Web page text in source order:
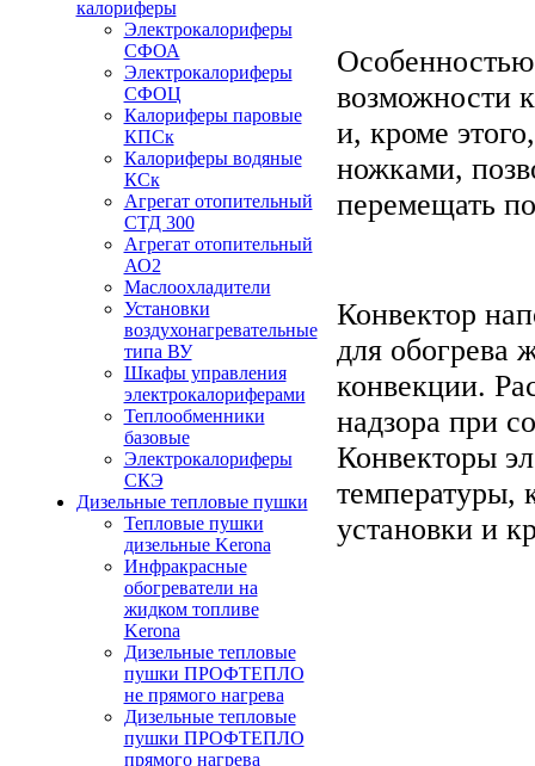
калориферы
Электрокалориферы
СФОА
Электрокалориферы
СФОЦ
Калориферы паровые
КПСк
Калориферы водяные
КСк
Агрегат отопительный
СТД 300
Агрегат отопительный
АО2
Маслоохладители
Установки
воздухонагревательные
типа ВУ
Шкафы управления
электрокалориферами
Теплообменники
базовые
Электрокалориферы
СКЭ
Дизельные тепловые пушки
Тепловые пушки
дизельные Kerona
Инфракрасные
обогреватели на
жидком топливе
Kerona
Дизельные тепловые
пушки ПРОФТЕПЛО
не прямого нагрева
Дизельные тепловые
пушки ПРОФТЕПЛО
прямого нагрева
возможности
и, кроме
ножками,
перемещать
Конвектор
для обогрева
конвекции.
надзора при
Конвекторы
температуры,
установки и